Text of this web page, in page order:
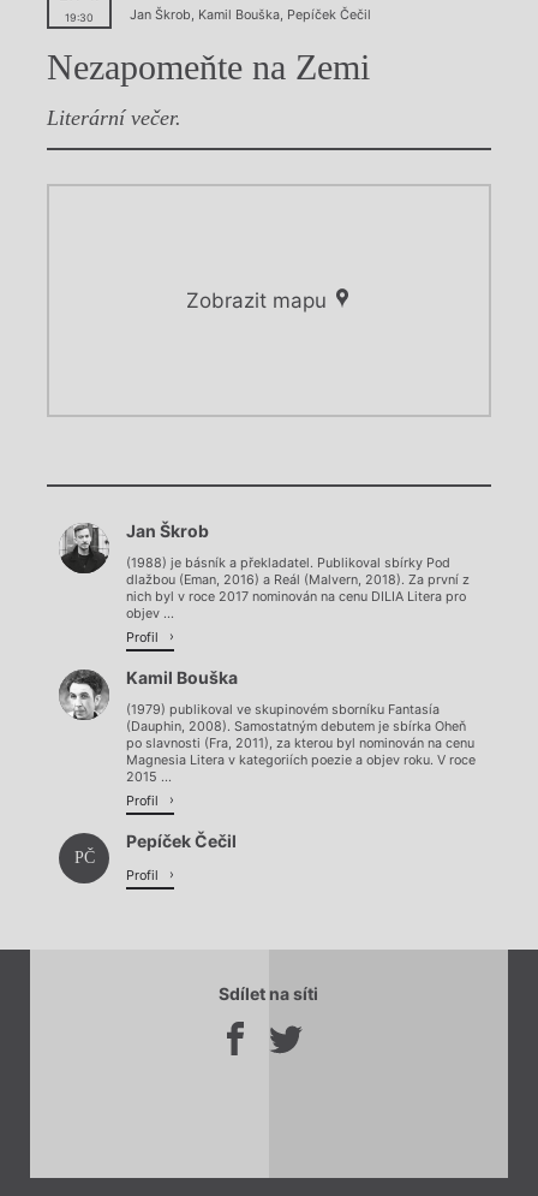
19:30 Jan Škrob, Kamil Bouška, Pepíček Čečil
Nezapomeňte na Zemi
Literární večer.
Zobrazit mapu
Chviličku.
Jan Škrob
(1988) je básník a překladatel. Publikoval sbírky Pod
dlažbou (Eman, 2016) a Reál (Malvern, 2018). Za první z
nich byl v roce 2017 nominován na cenu DILIA Litera pro
objev ...
Profil
Kamil Bouška
(1979) publikoval ve skupinovém sborníku Fantasía
(Dauphin, 2008). Samostatným debutem je sbírka Oheň
po slavnosti (Fra, 2011), za kterou byl nominován na cenu
Magnesia Litera v kategoriích poezie a objev roku. V roce
2015 ...
Profil
PČ
Pepíček Čečil
Profil
Sdílet na síti